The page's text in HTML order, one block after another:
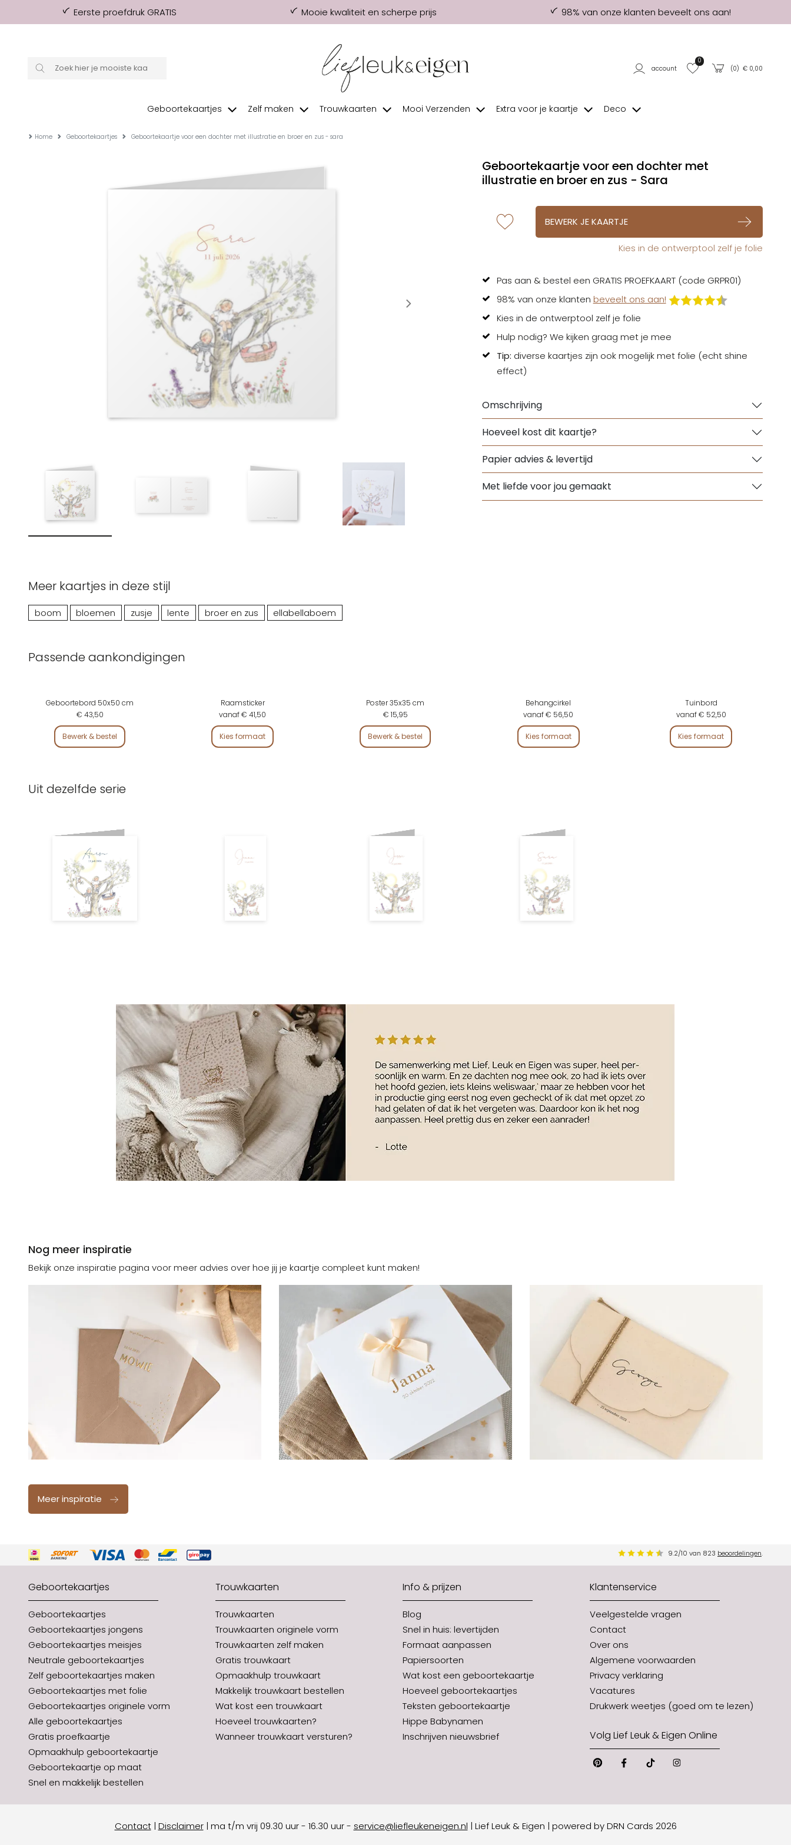
Eerste proefdruk GRATIS Mooie kwaliteit en scherpe prijs 98% van onze klanten beveelt ons aan!
account
0
(0) € 0,00
Geboortekaartjes Zelf maken Trouwkaarten Mooi Verzenden Extra voor je kaartje Deco
Home Geboortekaartjes Geboortekaartje voor een dochter met illustratie en broer en zus - sara
Geboortekaartje voor een dochter met
illustratie en broer en zus - Sara
BEWERK JE KAARTJE
Kies in de ontwerptool zelf je folie
Pas aan & bestel een GRATIS PROEFKAART (code GRPR01)
98% van onze klanten beveelt ons aan!
Kies in de ontwerptool zelf je folie
Hulp nodig? We kijken graag met je mee
Tip: diverse kaartjes zijn ook mogelijk met folie (echt shine
effect)
Omschrijving
Hoeveel kost dit kaartje?
Papier advies & levertijd
Met liefde voor jou gemaakt
Meer kaartjes in deze stijl
boom bloemen zusje lente broer en zus ellabellaboem
Passende aankondigingen
Geboortebord 50x50 cm
€ 43,50
Bewerk & bestel
Raamsticker
vanaf € 41,50
Kies formaat
Poster 35x35 cm
€ 15,95
Bewerk & bestel
Behangcirkel
vanaf € 56,50
Kies formaat
Tuinbord
vanaf € 52,50
Kies formaat
Uit dezelfde serie
Nog meer inspiratie
Bekijk onze inspiratie pagina voor meer advies over hoe jij je kaartje compleet kunt maken!
Meer inspiratie
9.2/10 van 823 beoordelingen.
Geboortekaartjes
Geboortekaartjes
Geboortekaartjes jongens
Geboortekaartjes meisjes
Neutrale geboortekaartjes
Zelf geboortekaartjes maken
Geboortekaartjes met folie
Geboortekaartjes originele vorm
Alle geboortekaartjes
Gratis proefkaartje
Opmaakhulp geboortekaartje
Geboortekaartje op maat
Snel en makkelijk bestellen
Trouwkaarten
Trouwkaarten
Trouwkaarten originele vorm
Trouwkaarten zelf maken
Gratis trouwkaart
Opmaakhulp trouwkaart
Makkelijk trouwkaart bestellen
Wat kost een trouwkaart
Hoeveel trouwkaarten?
Wanneer trouwkaart versturen?
Info & prijzen
Blog
Snel in huis: levertijden
Formaat aanpassen
Papiersoorten
Wat kost een geboortekaartje
Hoeveel geboortekaartjes
Teksten geboortekaartje
Hippe Babynamen
Inschrijven nieuwsbrief
Klantenservice
Veelgestelde vragen
Contact
Over ons
Algemene voorwaarden
Privacy verklaring
Vacatures
Drukwerk weetjes (goed om te lezen)
Volg Lief Leuk & Eigen Online
PinterestFacebook
Tiktok
Contact| Disclaimer| ma t/m vrij 09.30 uur - 16.30 uur- service@liefleukeneigen.nl | Lief Leuk & Eigen | powered by DRN Cards 2026